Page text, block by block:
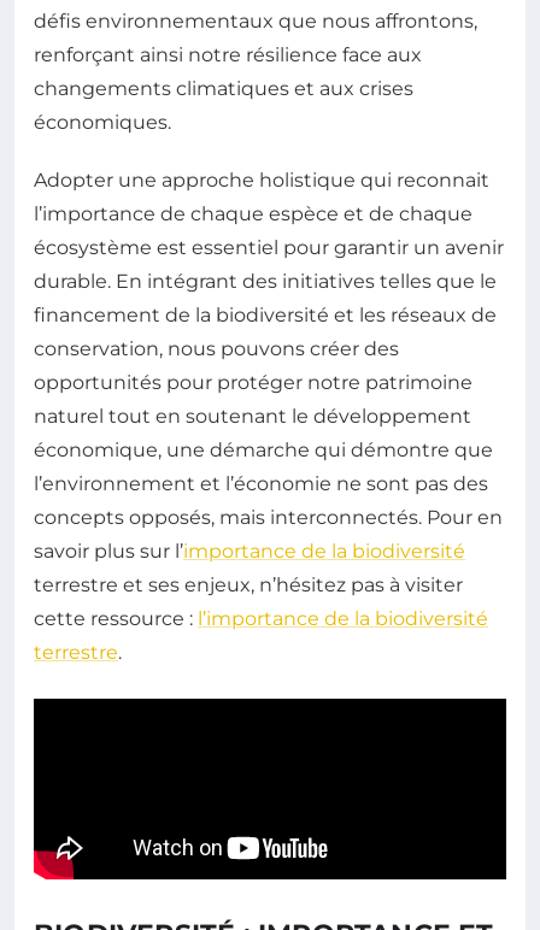
défis environnementaux que nous affrontons,
renforçant ainsi notre résilience face aux
changements climatiques et aux crises
économiques.
Adopter une approche holistique qui reconnait
l’importance de chaque espèce et de chaque
écosystème est essentiel pour garantir un avenir
durable. En intégrant des initiatives telles que le
financement de la biodiversité et les réseaux de
conservation, nous pouvons créer des
opportunités pour protéger notre patrimoine
naturel tout en soutenant le développement
économique, une démarche qui démontre que
l’environnement et l’économie ne sont pas des
concepts opposés, mais interconnectés. Pour en
savoir plus sur l’importance de la biodiversité
terrestre et ses enjeux, n’hésitez pas à visiter
cette ressource : l’importance de la biodiversité
terrestre.